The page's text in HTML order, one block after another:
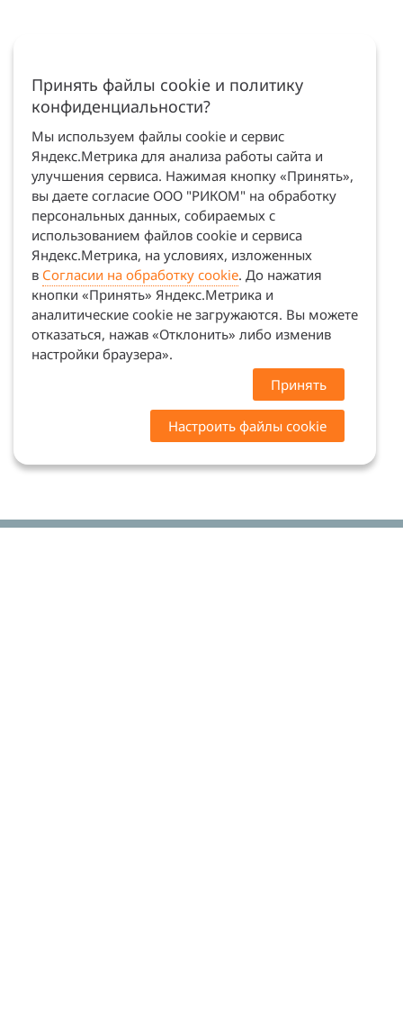
Принять файлы cookie и политику
конфиденциальности?
Мы используем файлы cookie и сервис
Яндекс.Метрика для анализа работы сайта и
улучшения сервиса. Нажимая кнопку «Принять»,
вы даете согласие ООО "РИКОМ" на обработку
персональных данных, собираемых с
использованием файлов cookie и сервиса
Яндекс.Метрика, на условиях, изложенных
в Согласии на обработку cookie. До нажатия
кнопки «Принять» Яндекс.Метрика и
аналитические cookie не загружаются. Вы можете
отказаться, нажав «Отклонить» либо изменив
настройки браузера».
Принять
Настроить файлы cookie